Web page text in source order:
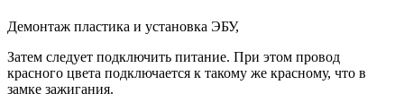
Демонтаж пластика и установка ЭБУ,
Затем следует подключить питание. При этом провод
красного цвета подключается к такому же красному, что в
замке зажигания.